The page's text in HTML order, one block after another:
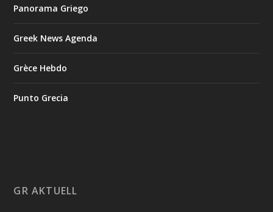
Panorama Griego
Greek News Agenda
Grèce Hebdo
Punto Grecia
GR AKTUELL